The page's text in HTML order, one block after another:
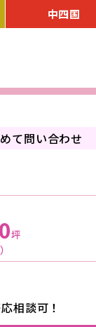
中四国
て問い合わせ
坪
相談可！